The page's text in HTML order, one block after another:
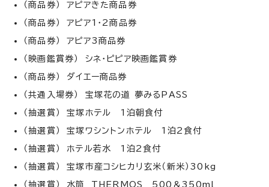
（商品券） アピアきた商品券
（商品券） アピア1・2商品券
（商品券） アピア3商品券
（映画鑑賞券） シネ・ピピア映画鑑賞券
（商品券） ダイエー商品券
（共通入場券） 宝塚花の道 夢みるPASS
（抽選賞） 宝塚ホテル 1泊朝食付
（抽選賞） 宝塚ワシントンホテル 1泊2食付
（抽選賞） ホテル若水 1泊2食付
（抽選賞） 宝塚市産コシヒカリ玄米（新米）30kg
（抽選賞） 水筒 THERMOS 500＆350ml